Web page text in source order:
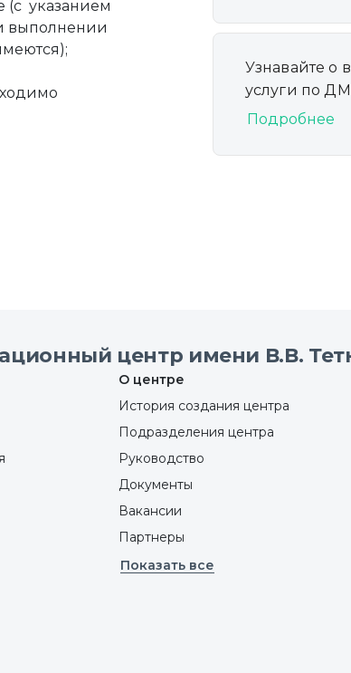
(с указанием
выполнении
Узнавайте о
услуги по
Подробнее
центр имени В.В.
О центре
История создания центра
Подразделения центра
Руководство
Документы
Вакансии
Партнеры
Показать все